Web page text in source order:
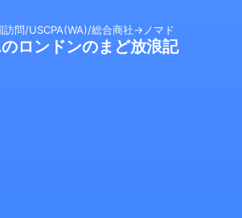
訪問/USCPA(WA)/総合商社→ノマド
ロンドンのまど放浪記